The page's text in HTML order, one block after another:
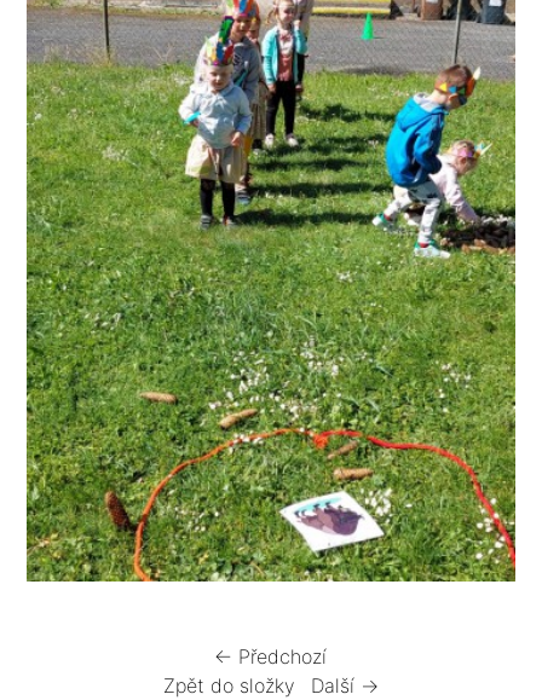
← Předchozí
Zpět do složky
Další →